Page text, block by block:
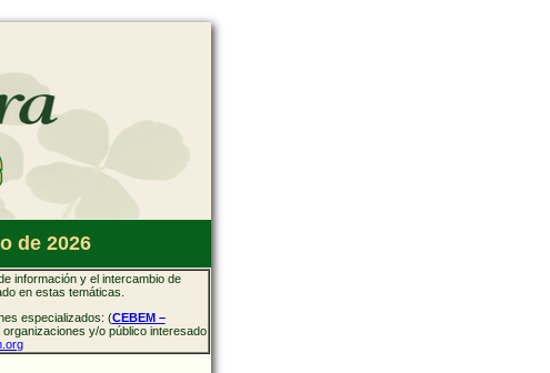
de 2026
información y el intercambio de
en estas temáticas.
especializados: (CEBEM –
y/o público interesado